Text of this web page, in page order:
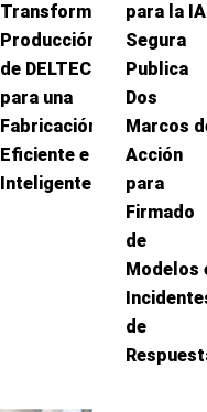
Transforma
Producción
de DELTEC
para una
Fabricación
Eficiente e
Inteligente
para la IA
Segura
Publica
Dos
Marcos
Acción
para
Firmado
de
Modelos
de